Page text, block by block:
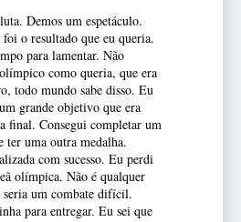
Demos um espetáculo.
o resultado que eu queria.
para lamentar. Não
como queria, que era
todo mundo sabe disso. Eu
grande objetivo que era
final. Consegui completar um
ter uma outra medalha.
com sucesso. Eu perdi
olímpica. Não é qualquer
seria um combate difícil.
para entregar. Eu sei que